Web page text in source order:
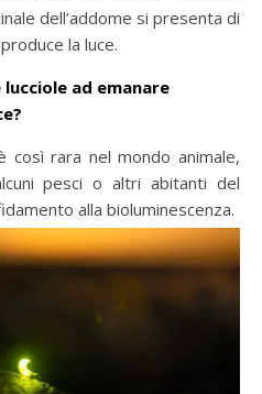
dell’addome si presenta di
la luce.
ad emanare
così rara nel mondo animale,
pesci o altri abitanti del
alla bioluminescenza.